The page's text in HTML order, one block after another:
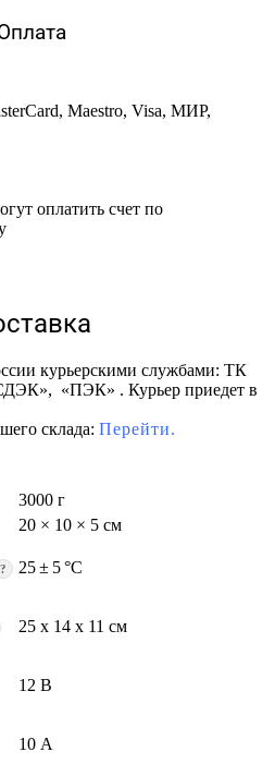
Maestro, Visa, МИР,
оплатить счет по
курьерскими службами: ТК
«ПЭК» . Курьер приедет в
склада: Перейти.
3000 г
20 × 10 × 5 см
? 25 ± 5 °C
25 x 14 x 11 см
12 В
10 А